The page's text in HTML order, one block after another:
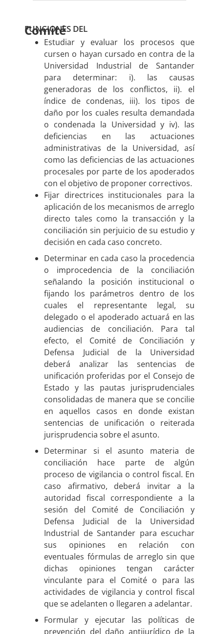
FUNCIONES DEL
Comité
Estudiar y evaluar los procesos que
cursen o hayan cursado en contra de la
Universidad Industrial de Santander
para determinar: i). las causas
generadoras de los conflictos, ii). el
índice de condenas, iii). los tipos de
daño por los cuales resulta demandada
o condenada la Universidad y iv). las
deficiencias en las actuaciones
administrativas de la Universidad, así
como las deficiencias de las actuaciones
procesales por parte de los apoderados
con el objetivo de proponer correctivos.
Fijar directrices institucionales para la
aplicación de los mecanismos de arreglo
directo tales como la transacción y la
conciliación sin perjuicio de su estudio y
decisión en cada caso concreto.
Determinar en cada caso la procedencia
o improcedencia de la conciliación
señalando la posición institucional o
fijando los parámetros dentro de los
cuales el representante legal, su
delegado o el apoderado actuará en las
audiencias de conciliación. Para tal
efecto, el Comité de Conciliación y
Defensa Judicial de la Universidad
deberá analizar las sentencias de
unificación proferidas por el Consejo de
Estado y las pautas jurisprudenciales
consolidadas de manera que se concilie
en aquellos casos en donde existan
sentencias de unificación o reiterada
jurisprudencia sobre el asunto.
Determinar si el asunto materia de
conciliación hace parte de algún
proceso de vigilancia o control fiscal. En
caso afirmativo, deberá invitar a la
autoridad fiscal correspondiente a la
sesión del Comité de Conciliación y
Defensa Judicial de la Universidad
Industrial de Santander para escuchar
sus opiniones en relación con
eventuales fórmulas de arreglo sin que
dichas opiniones tengan carácter
vinculante para el Comité o para las
actividades de vigilancia y control fiscal
que se adelanten o llegaren a adelantar.
Formular y ejecutar las políticas de
prevención del daño antijurídico de la